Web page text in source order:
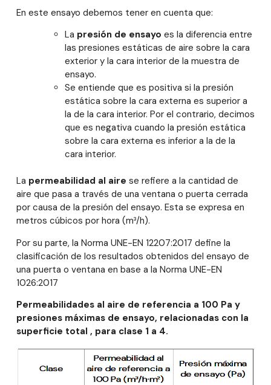
En este ensayo debemos tener en cuenta que:
La presión de ensayo es la diferencia entre
las presiones estáticas de aire sobre la cara
exterior y la cara interior de la muestra de
ensayo.
Se entiende que es positiva si la presión
estática sobre la cara externa es superior a
la de la cara interior. Por el contrario, decimos
que es negativa cuando la presión estática
sobre la cara externa es inferior a la de la
cara interior.
La permeabilidad al aire se refiere a la cantidad de
aire que pasa a través de una ventana o puerta cerrada
por causa de la presión del ensayo. Esta se expresa en
metros cúbicos por hora (m³/h).
Por su parte, la Norma UNE-EN 12207:2017 define la
clasificación de los resultados obtenidos del ensayo de
una puerta o ventana en base a la Norma UNE-EN
1026:2017
Permeabilidades al aire de referencia a 100 Pa y
presiones máximas de ensayo, relacionadas con la
superficie total , para clase 1 a 4.